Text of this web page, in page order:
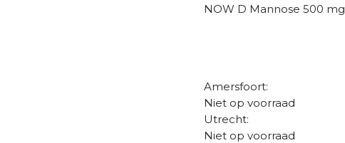
NOW D Mannose 500 mg
Amersfoort:
Niet op voorraad
Utrecht:
Niet op voorraad